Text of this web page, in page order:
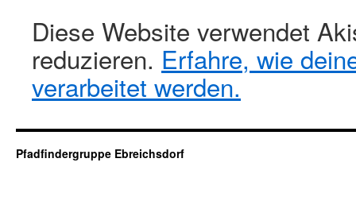
Diese Website verwendet
reduzieren. Erfahre, wie
verarbeitet werden.
Pfadfindergruppe Ebreichsdorf